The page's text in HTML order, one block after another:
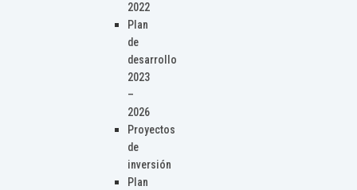
2022
Plan
de
desarrollo
2023
–
2026
Proyectos
de
inversión
Plan